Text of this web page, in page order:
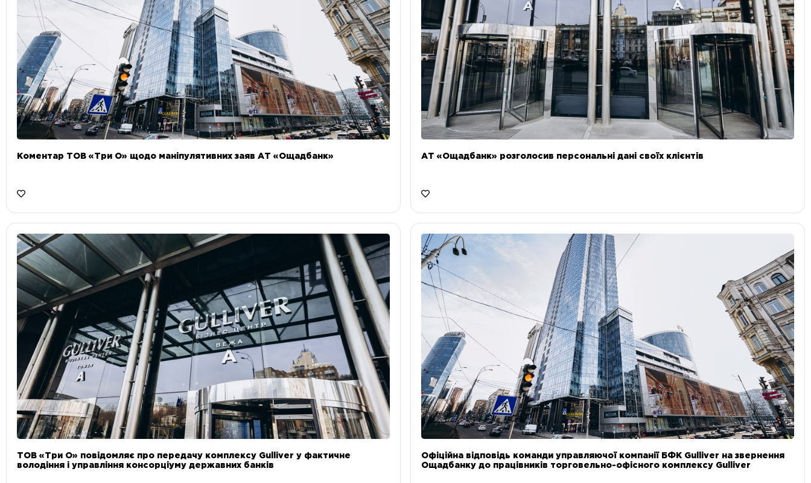
Коментар ТОВ «Три О» щодо маніпулятивних заяв АТ «Ощадбанк» АТ «Ощадбанк» розголосив персональні дані своїх клієнтів
ТОВ «Три О» повідомляє про передачу комплексу Gulliver у фактичне
володіння і управління консорціуму державних банків
Офіційна відповідь команди управляючої компанії БФК Gulliver на звернення
Ощадбанку до працівників торговельно-офісного комплексу Gulliver